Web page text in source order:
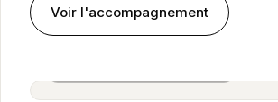
Voir l'accompagnement